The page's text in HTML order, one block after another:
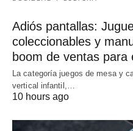
Adiós pantallas:
coleccionables y
boom de ventas para
La categoría juegos de mesa y
vertical infantil,…
10 hours ago